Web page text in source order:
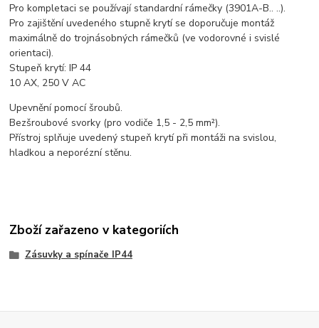
Pro kompletaci se používají standardní rámečky (3901A-B.. ..).
Pro zajištění uvedeného stupně krytí se doporučuje montáž
maximálně do trojnásobných rámečků (ve vodorovné i svislé
orientaci).
Stupeň krytí: IP 44
10 AX, 250 V AC
Upevnění pomocí šroubů.
Bezšroubové svorky (pro vodiče 1,5 - 2,5 mm²).
Přístroj splňuje uvedený stupeň krytí při montáži na svislou,
hladkou a neporézní stěnu.
Zboží zařazeno v kategoriích
Zásuvky a spínače IP44